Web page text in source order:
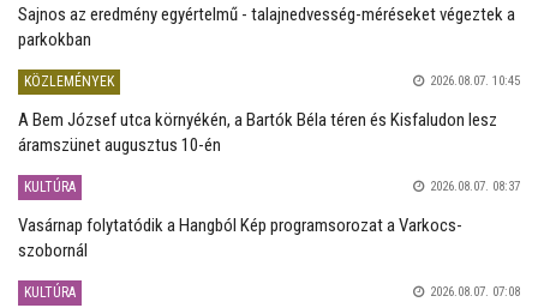
Sajnos az eredmény egyértelmű - talajnedvesség-méréseket végeztek a
parkokban
KÖZLEMÉNYEK 2026.08.07. 10:45
A Bem József utca környékén, a Bartók Béla téren és Kisfaludon lesz
áramszünet augusztus 10-én
KULTÚRA 2026.08.07. 08:37
Vasárnap folytatódik a Hangból Kép programsorozat a Varkocs-
szobornál
KULTÚRA 2026.08.07. 07:08